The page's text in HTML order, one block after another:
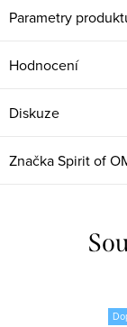
Parametry
Hodnocení
Diskuze
ZnačkaSpirit of